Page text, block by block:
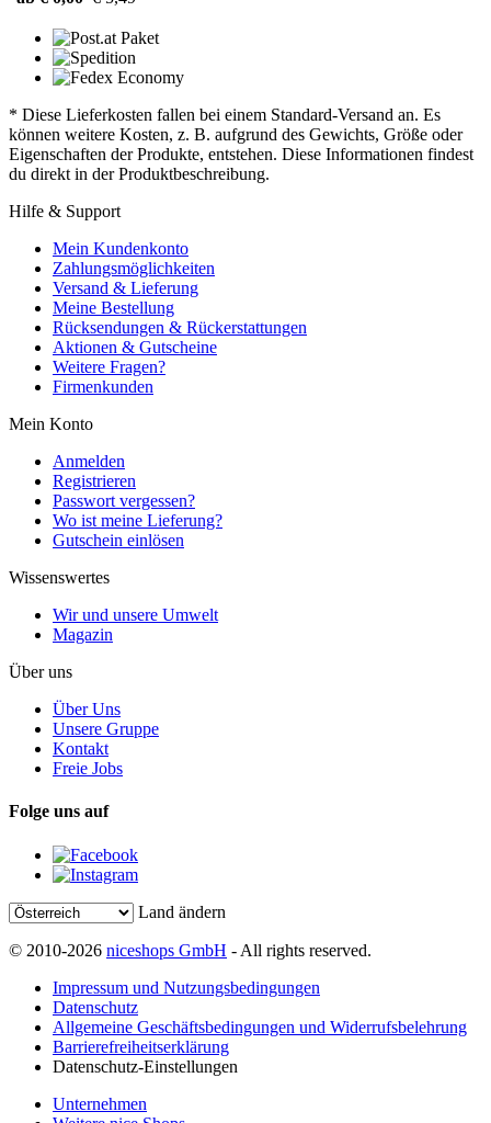
* Diese Lieferkosten fallen bei einem Standard-Versand an. Es
können weitere Kosten, z. B. aufgrund des Gewichts, Größe oder
Eigenschaften der Produkte, entstehen. Diese Informationen findest
du direkt in der Produktbeschreibung.
Hilfe & Support
Mein Kundenkonto
Zahlungsmöglichkeiten
Versand & Lieferung
Meine Bestellung
Rücksendungen & Rückerstattungen
Aktionen & Gutscheine
Weitere Fragen?
Firmenkunden
Mein Konto
Anmelden
Registrieren
Passwort vergessen?
Wo ist meine Lieferung?
Gutschein einlösen
Wissenswertes
Wir und unsere Umwelt
Magazin
Über uns
Über Uns
Unsere Gruppe
Kontakt
Freie Jobs
Folge uns auf
Land ändern
© 2010-2026 niceshops GmbH - All rights reserved.
Impressum und Nutzungsbedingungen
Datenschutz
Allgemeine Geschäftsbedingungen und Widerrufsbelehrung
Barrierefreiheitserklärung
Datenschutz-Einstellungen
Unternehmen